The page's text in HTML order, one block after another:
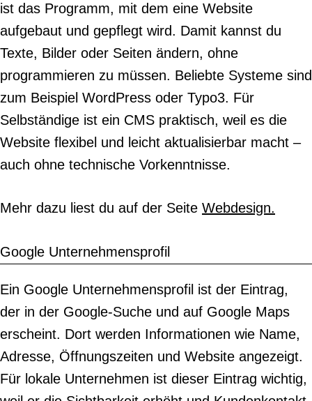
ist das Programm, mit dem eine Website
aufgebaut und gepflegt wird. Damit kannst du
Texte, Bilder oder Seiten ändern, ohne
programmieren zu müssen. Beliebte Systeme sind
zum Beispiel WordPress oder Typo3. Für
Selbständige ist ein CMS praktisch, weil es die
Website flexibel und leicht aktualisierbar macht –
auch ohne technische Vorkenntnisse.
Mehr dazu liest du auf der Seite Webdesign.
Google Unternehmensprofil
Ein Google Unternehmensprofil ist der Eintrag,
der in der Google-Suche und auf Google Maps
erscheint. Dort werden Informationen wie Name,
Adresse, Öffnungszeiten und Website angezeigt.
Für lokale Unternehmen ist dieser Eintrag wichtig,